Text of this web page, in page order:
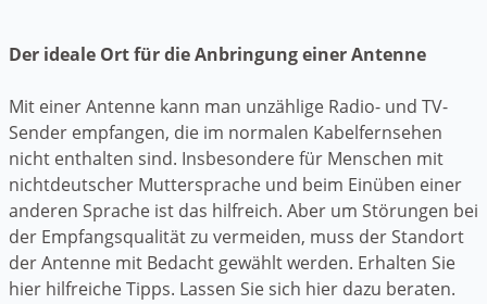
Der ideale Ort für die Anbringung einer Antenne
Mit einer Antenne kann man unzählige Radio- und TV-
Sender empfangen, die im normalen Kabelfernsehen
nicht enthalten sind. Insbesondere für Menschen mit
nichtdeutscher Muttersprache und beim Einüben einer
anderen Sprache ist das hilfreich. Aber um Störungen bei
der Empfangsqualität zu vermeiden, muss der Standort
der Antenne mit Bedacht gewählt werden. Erhalten Sie
hier hilfreiche Tipps. Lassen Sie sich hier dazu beraten.